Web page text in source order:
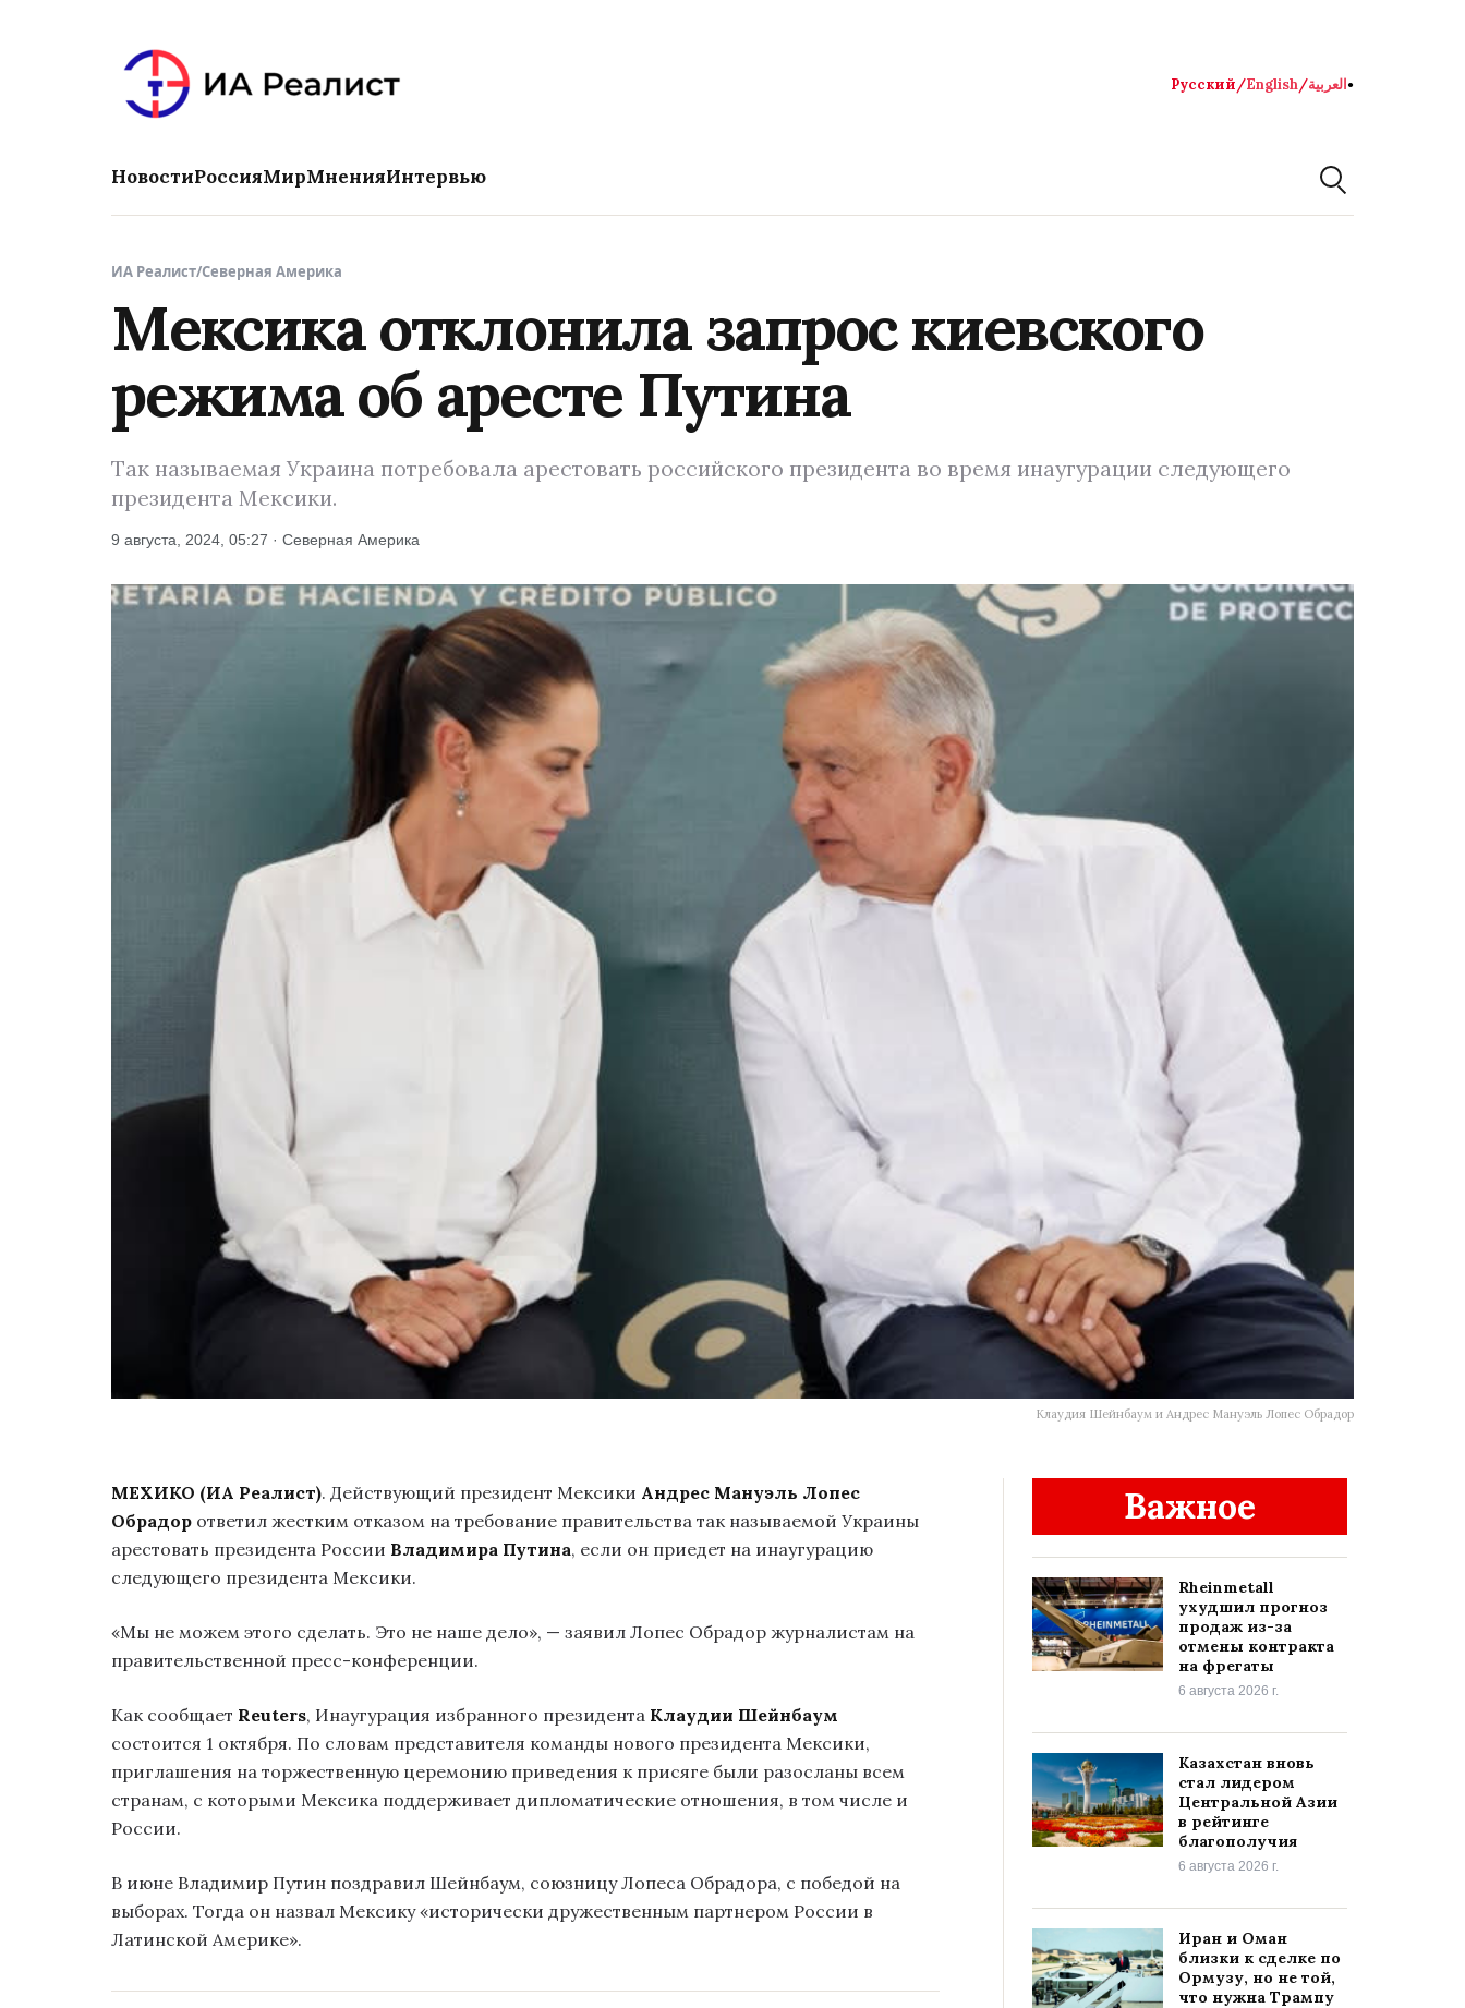
Русский/English/العربية●
НовостиРоссияМирМненияИнтервью
ИА Реалист/Северная Америка
Мексика отклонила запрос киевского
режима об аресте Путина
Так называемая Украина потребовала арестовать российского президента во время инаугурации следующего
президента Мексики.
9 августа, 2024, 05:27 · Северная Америка
Клаудия Шейнбаум и Андрес Мануэль Лопес Обрадор
МЕХИКО (ИА Реалист). Действующий президент Мексики Андрес Мануэль Лопес
Обрадор ответил жестким отказом на требование правительства так называемой Украины
арестовать президента России Владимира Путина, если он приедет на инаугурацию
следующего президента Мексики.
«Мы не можем этого сделать. Это не наше дело», — заявил Лопес Обрадор журналистам на
правительственной пресс-конференции.
Как сообщает Reuters, Инаугурация избранного президента Клаудии Шейнбаум
состоится 1 октября. По словам представителя команды нового президента Мексики,
приглашения на торжественную церемонию приведения к присяге были разосланы всем
странам, с которыми Мексика поддерживает дипломатические отношения, в том числе и
России.
В июне Владимир Путин поздравил Шейнбаум, союзницу Лопеса Обрадора, с победой на
выборах. Тогда он назвал Мексику «исторически дружественным партнером России в
Латинской Америке».
Важное
Rheinmetall
ухудшил прогноз
продаж из-за
отмены контракта
на фрегаты
6 августа 2026 г.
Казахстан вновь
стал лидером
Центральной Азии
в рейтинге
благополучия
6 августа 2026 г.
Иран и Оман
близки к сделке по
Ормузу, но не той,
что нужна Трампу